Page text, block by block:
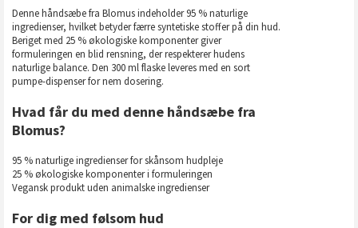
Denne håndsæbe fra Blomus indeholder 95 % naturlige
ingredienser, hvilket betyder færre syntetiske stoffer på din hud.
Beriget med 25 % økologiske komponenter giver
formuleringen en blid rensning, der respekterer hudens
naturlige balance. Den 300 ml flaske leveres med en sort
pumpe-dispenser for nem dosering.
Hvad får du med denne håndsæbe fra
Blomus?
95 % naturlige ingredienser for skånsom hudpleje
25 % økologiske komponenter i formuleringen
Vegansk produkt uden animalske ingredienser
For dig med følsom hud